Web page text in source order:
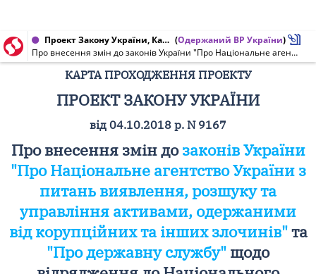
Проект Закону України, Карта проходження проекту від 04.10.2018 № 9167 (Одержаний ВР України)
Про внесення змін до законів України "Про Національне агентство України з питань виявлення, розшуку та управління активами, одержаними від корупційних та інших злочинів" та "Про державну службу" щодо відрядження до Національного агентства України з питань виявлення, розшуку та управління активами, одержаними від корупційних та інших злочинів"